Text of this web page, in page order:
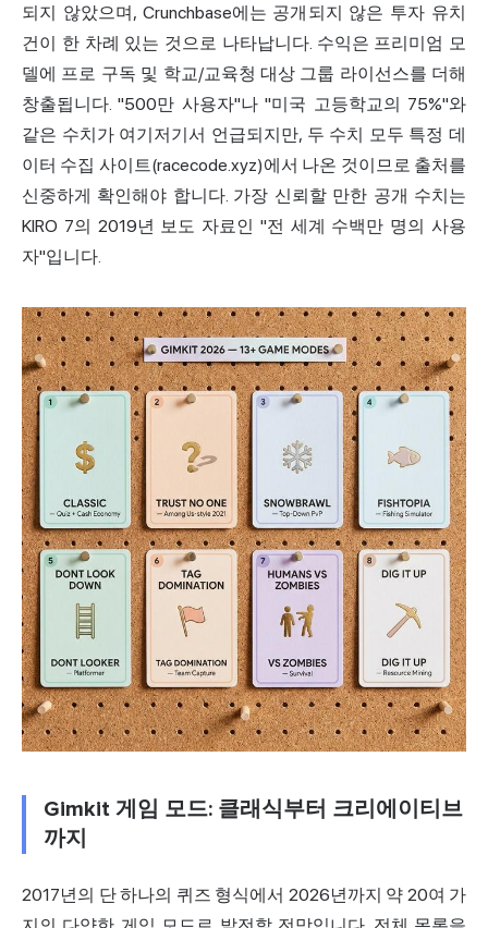
되지 않았으며, Crunchbase에는 공개되지 않은 투자 유치
건이 한 차례 있는 것으로 나타납니다. 수익은 프리미엄 모
델에 프로 구독 및 학교/교육청 대상 그룹 라이선스를 더해
창출됩니다. "500만 사용자"나 "미국 고등학교의 75%"와
같은 수치가 여기저기서 언급되지만, 두 수치 모두 특정 데
이터 수집 사이트(racecode.xyz)에서 나온 것이므로 출처를
신중하게 확인해야 합니다. 가장 신뢰할 만한 공개 수치는
KIRO 7의 2019년 보도 자료인 "전 세계 수백만 명의 사용
자"입니다.
Gimkit 게임 모드: 클래식부터 크리에이티브
까지
2017년의 단 하나의 퀴즈 형식에서 2026년까지 약 20여 가